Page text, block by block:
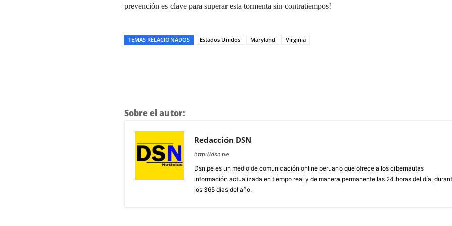
prevención es clave para superar esta tormenta sin contratiempos!
TEMAS RELACIONADOS Estados Unidos Maryland Virginia
Sobre el autor:
Redacción DSN
http://dsn.pe
Dsn.pe es un medio de comunicación online peruano que ofrece a los cibernautas
información actualizada en tiempo real y de manera permanente las 24 horas del día,
los 365 días del año.